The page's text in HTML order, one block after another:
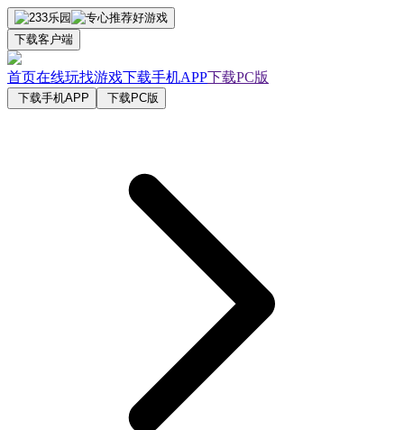
下载客户端
首页在线玩找游戏下载手机APP下载PC版
下载手机APP 下载PC版